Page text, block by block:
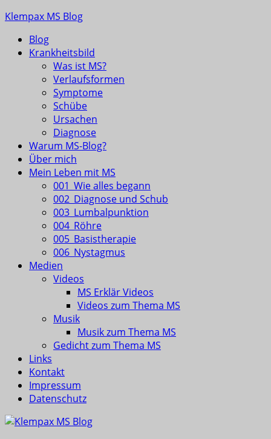
Skip
content
Klempax MS Blog
Infos, Fragen, Antworten für und von MSlern
Blog
Krankheitsbild
Was ist MS?
Verlaufsformen
Symptome
Schübe
Ursachen
Diagnose
Warum MS-Blog?
Über mich
Mein Leben mit MS
001_Wie alles begann
002_Diagnose und Schub
003_Lumbalpunktion
004_Röhre
005_Basistherapie
006_Nystagmus
Medien
Videos
MS Erklär Videos
Videos zum Thema MS
Musik
Musik zum Thema MS
Gedicht zum Thema MS
Links
Kontakt
Impressum
Datenschutz